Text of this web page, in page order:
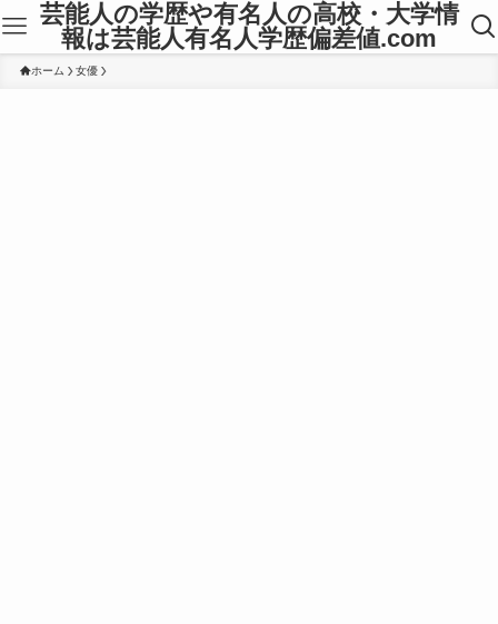
芸能人の学歴や有名人の高校・大学情
報は芸能人有名人学歴偏差値.com
ホーム 女優